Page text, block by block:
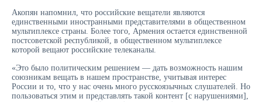
Акопян напомнил, что российские вещатели являются
единственными иностранными представителями в общественном
мультиплексе страны. Более того, Армения остается единственной
постсоветской республикой, в общественном мультиплексе
которой вещают российские телеканалы.
«Это было политическим решением — дать возможность нашим
союзникам вещать в нашем пространстве, учитывая интерес
России и то, что у нас очень много русскоязычных слушателей. Но
пользоваться этим и представлять такой контент [с нарушениями],